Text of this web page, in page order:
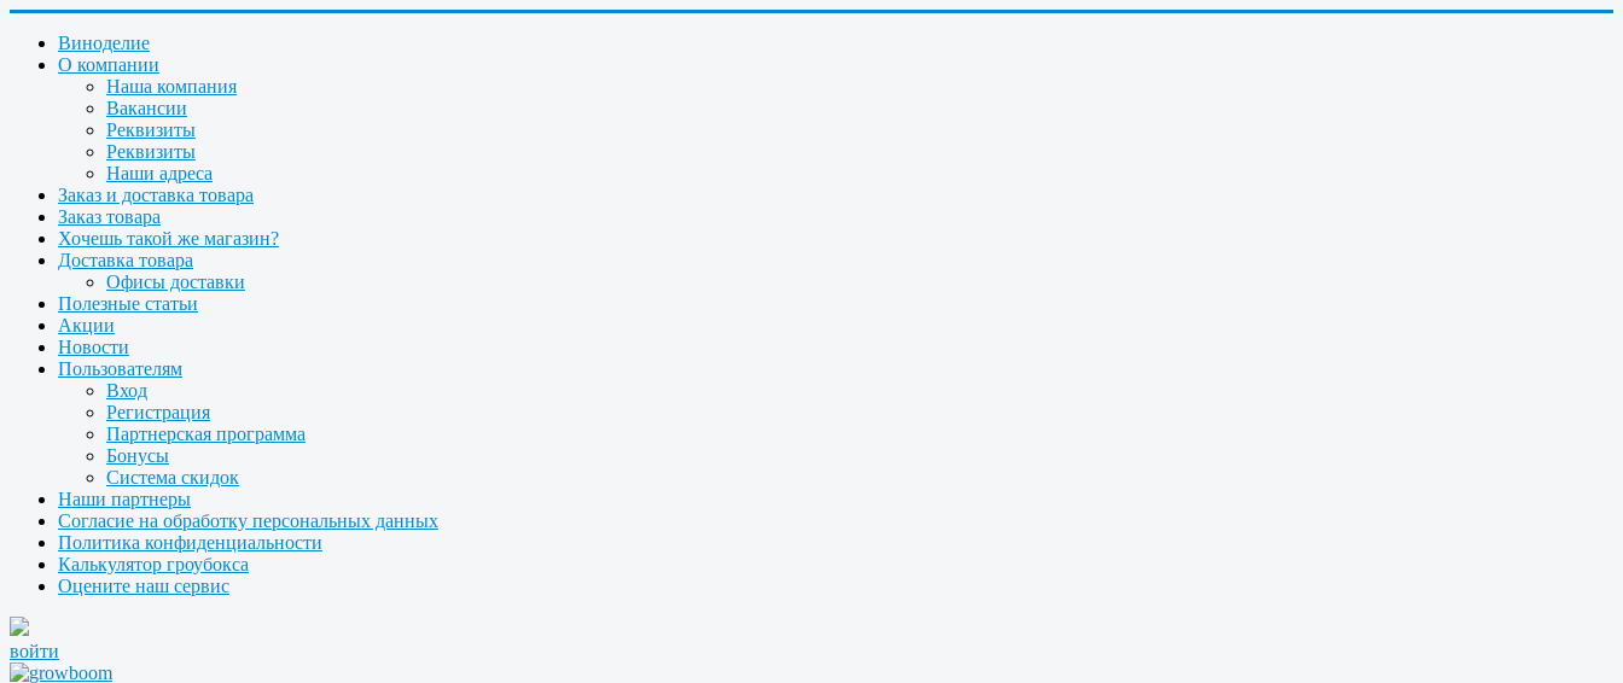
Виноделие
О компании
Наша компания
Вакансии
Реквизиты
Реквизиты
Наши адреса
Заказ и доставка товара
Заказ товара
Хочешь такой же магазин?
Доставка товара
Офисы доставки
Полезные статьи
Акции
Новости
Пользователям
Вход
Регистрация
Партнерская программа
Бонусы
Система скидок
Наши партнеры
Согласие на обработку персональных данных
Политика конфиденциальности
Калькулятор гроубокса
Оцените наш сервис
войти